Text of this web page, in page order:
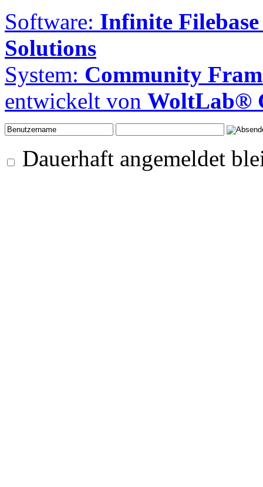
Software: Infinite Filebase
Solutions
System: Community
entwickelt von WoltLab®
Dauerhaft angemeldet